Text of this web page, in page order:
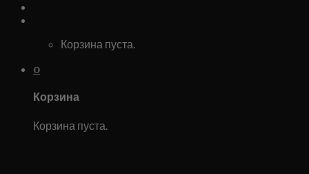
Корзина пуста.
0
Корзина
Корзина пуста.